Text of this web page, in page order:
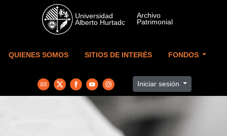
Skip to main content
QUIENES SOMOS SITIOS DE INTERÉS FONDOS
Iniciar sesión